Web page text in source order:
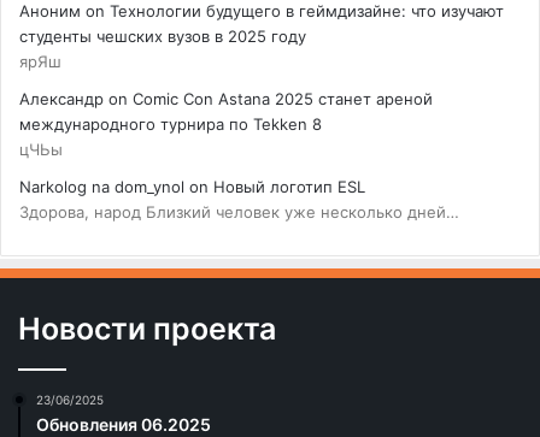
Аноним on Технологии будущего в геймдизайне: что изучают
студенты чешских вузов в 2025 году
ярЯш
Александр on Comic Con Astana 2025 станет ареной
международного турнира по Tekken 8
цЧЬы
Narkolog na dom_ynol on Новый логотип ESL
Здорова, народ Близкий человек уже несколько дней…
Новости проекта
23/06/2025
Обновления 06.2025